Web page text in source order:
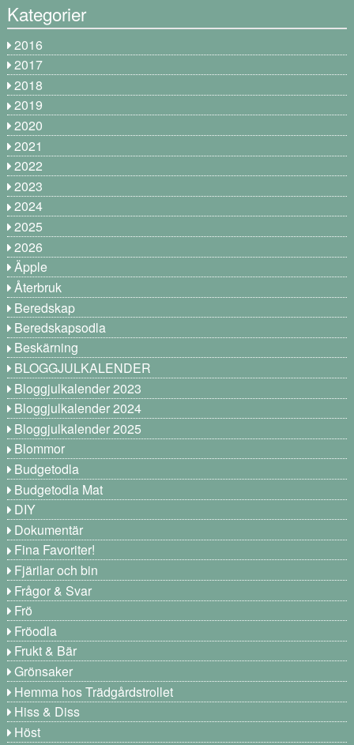
Kategorier
2016
2017
2018
2019
2020
2021
2022
2023
2024
2025
2026
Äpple
Återbruk
Beredskap
Beredskapsodla
Beskärning
BLOGGJULKALENDER
Bloggjulkalender 2023
Bloggjulkalender 2024
Bloggjulkalender 2025
Blommor
Budgetodla
Budgetodla Mat
DIY
Dokumentär
Fina Favoriter!
Fjärilar och bin
Frågor & Svar
Frö
Fröodla
Frukt & Bär
Grönsaker
Hemma hos Trädgårdstrollet
Hiss & Diss
Höst